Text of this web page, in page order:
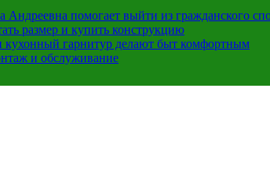
Андреевна помогает выйти из гражданского
размер и купить конструкцию
кухонный гарнитур делают быт комфортным
и обслуживание